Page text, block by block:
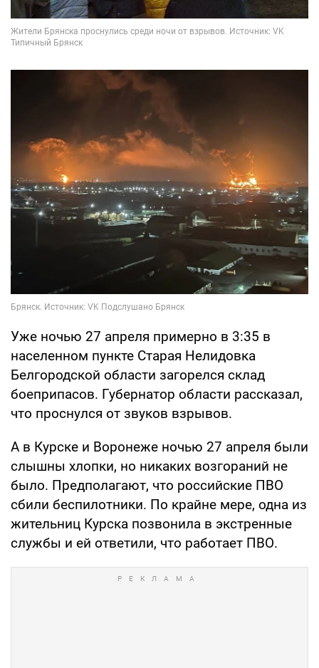
Уже ночью 27 апреля примерно в 3:35 в
населенном пункте Старая Нелидовка
Белгородской области загорелся склад
боеприпасов. Губернатор области рассказал,
что проснулся от звуков взрывов.
А в Курске и Воронеже ночью 27 апреля были
слышны хлопки, но никаких возгораний не
было. Предполагают, что российские ПВО
сбили беспилотники. По крайне мере, одна из
жительниц Курска позвонила в экстренные
службы и ей ответили, что работает ПВО.